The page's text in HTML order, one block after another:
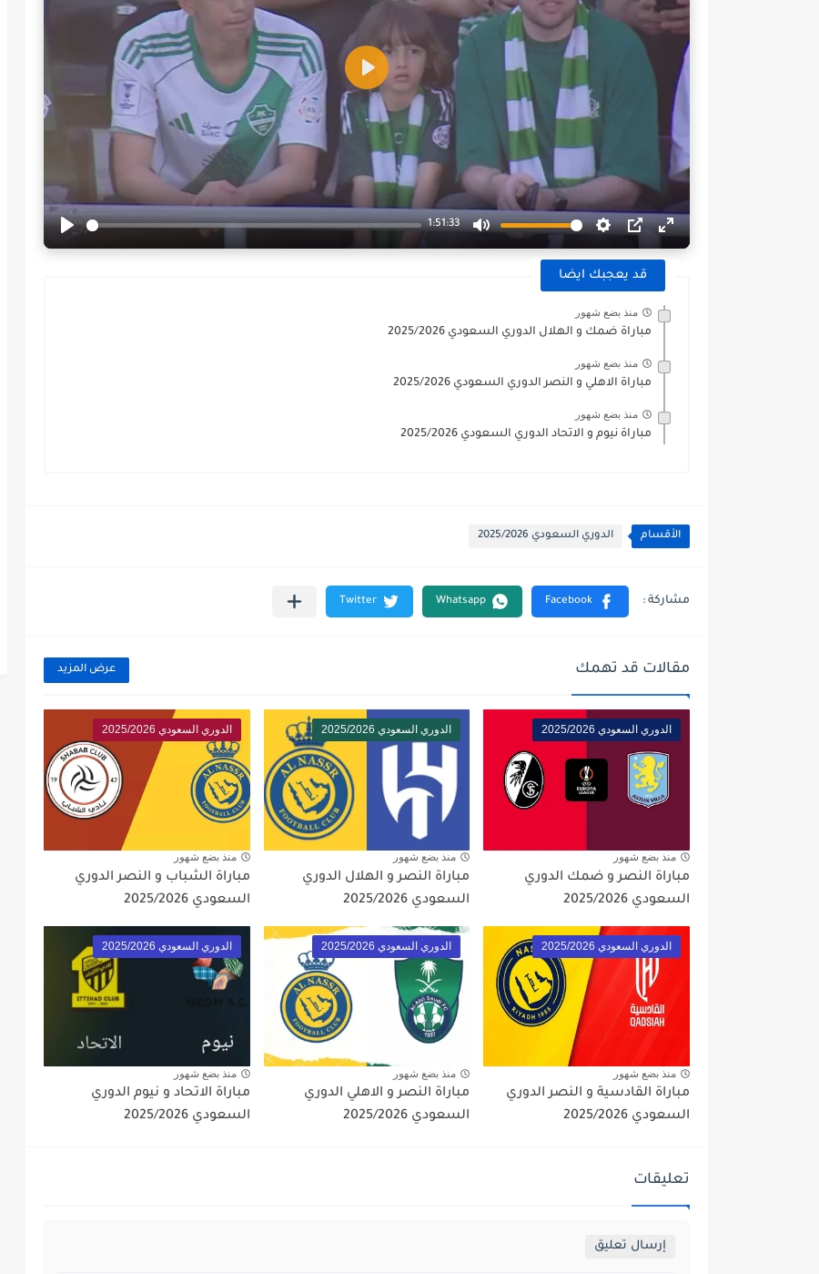
Play
1:51:33
Mute الإعدادات
PIP
Enter
Play
قد يعجبك ايضا
منذ بضع شهور
مباراة ضمك و الهلال الدوري السعودي 2025/2026
منذ بضع شهور
مباراة الاهلي و النصر الدوري السعودي 2025/2026
منذ بضع شهور
مباراة نيوم و الاتحاد الدوري السعودي 2025/2026
الأقسام الدوري السعودي 2025/2026
مقالات قد تهمك عرض المزيد
الدوري السعودي 2025/2026
منذ بضع شهور
مباراة النصر و ضمك الدوري
السعودي 2025/2026
الدوري السعودي 2025/2026
منذ بضع شهور
مباراة النصر و الهلال الدوري
السعودي 2025/2026
الدوري السعودي 2025/2026
منذ بضع شهور
مباراة الشباب و النصر الدوري
السعودي 2025/2026
الدوري السعودي 2025/2026
منذ بضع شهور
مباراة القادسية و النصر الدوري
السعودي 2025/2026
الدوري السعودي 2025/2026
منذ بضع شهور
مباراة النصر و الاهلي الدوري
السعودي 2025/2026
الدوري السعودي 2025/2026
منذ بضع شهور
مباراة الاتحاد و نيوم الدوري
السعودي 2025/2026
تعليقات
إرسال تعليق